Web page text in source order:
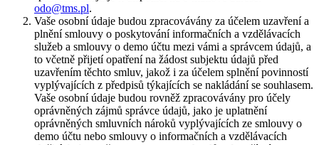
odo@tms.pl.
Vaše osobní údaje budou zpracovávány za účelem uzavření a
plnění smlouvy o poskytování informačních a vzdělávacích
služeb a smlouvy o demo účtu mezi vámi a správcem údajů, a
to včetně přijetí opatření na žádost subjektu údajů před
uzavřením těchto smluv, jakož i za účelem splnění povinností
vyplývajících z předpisů týkajících se nakládání se souhlasem.
Vaše osobní údaje budou rovněž zpracovávány pro účely
oprávněných zájmů správce údajů, jako je uplatnění
oprávněných smluvních nároků vyplývajících ze smlouvy o
demo účtu nebo smlouvy o informačních a vzdělávacích